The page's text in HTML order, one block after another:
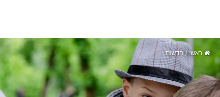
ראשי/ חדשות